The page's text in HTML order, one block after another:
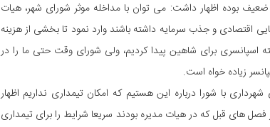
بوده اظهار داشت: می توان با مداخله موثر شورای شهر، هیات
شکل داد، مثلا 3 فوتبالی و 6 فرد که توانایی اقتصادی و جذب سرمایه داشته باشند وارد نمود تا بخشی از هزینه
اسپانسری برای شاهین پیدا کردیم، ولی شورای وقت حتی ما را در
زیاده خواه است.
با شورا درباره این هستیم که امکان تیمداری نداریم اظهار
های قبل که در هیات مدیره بودند سریعا شرایط را برای تیمداری